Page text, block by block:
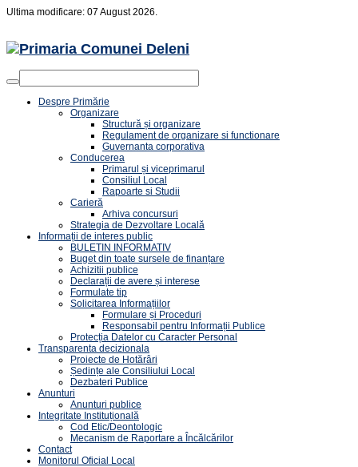
Ultima modificare: 07 August 2026.
Despre Primărie
Organizare
Structură și organizare
Regulament de organizare si functionare
Guvernanta corporativa
Conducerea
Primarul și viceprimarul
Consiliul Local
Rapoarte si Studii
Carieră
Arhiva concursuri
Strategia de Dezvoltare Locală
Informații de interes public
BULETIN INFORMATIV
Buget din toate sursele de finanțare
Achizitii publice
Declarații de avere și interese
Formulate tip
Solicitarea Informațiilor
Formulare și Proceduri
Responsabil pentru Informații Publice
Protecția Datelor cu Caracter Personal
Transparenta decizionala
Proiecte de Hotărâri
Ședințe ale Consiliului Local
Dezbateri Publice
Anunturi
Anunturi publice
Integritate Instituțională
Cod Etic/Deontologic
Mecanism de Raportare a Încălcărilor
Contact
Monitorul Oficial Local